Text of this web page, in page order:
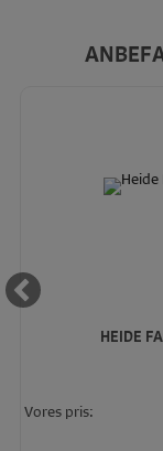
HEIDE
Vores pris: